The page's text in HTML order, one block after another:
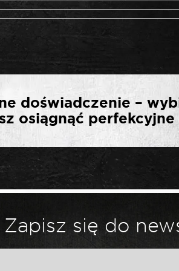
O „ROOKS
TWIST 1/2″
są oznaczone
doświadczenie –
osiągnąć
się do